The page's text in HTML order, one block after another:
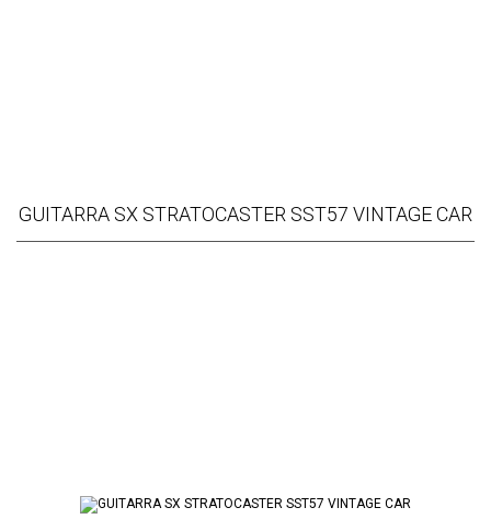
GUITARRA SX STRATOCASTER SST57 VINTAGE CAR